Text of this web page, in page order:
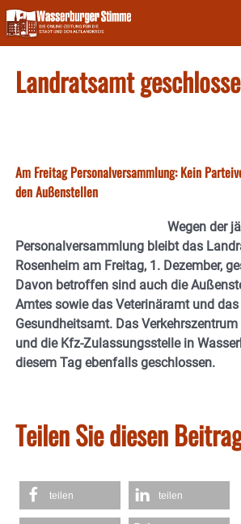
Skip
to
content
Landratsamt
Am Freitag Personalversammlung: Kein
den Außenstellen
Wegen der
Personalversammlung bleibt das
Rosenheim am Freitag, 1. Dezember,
Davon betroffen sind auch die
Amtes sowie das Veterinäramt und
Gesundheitsamt. Das
und die Kfz-Zulassungsstelle in
diesem Tag ebenfalls geschlossen.
Teilen Sie diesen
teilen teilen